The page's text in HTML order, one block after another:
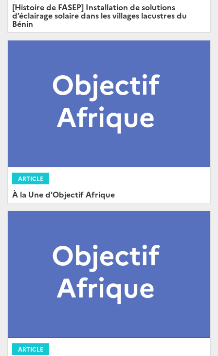
[Histoire de FASEP] Installation de solutions
d’éclairage solaire dans les villages lacustres du
Bénin
ARTICLE
À la Une d'Objectif Afrique
ARTICLE